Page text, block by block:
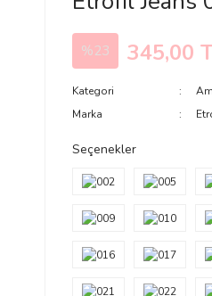
%23 345,00
Kategori
Marka
Seçenekler